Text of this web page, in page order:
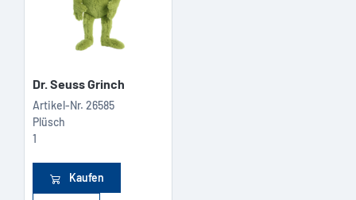
Dr. Seuss Grinch
Artikel-Nr. 26585
Plüsch
1
Kaufen